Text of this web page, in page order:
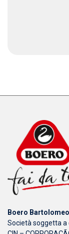
Boero
Società soggetta